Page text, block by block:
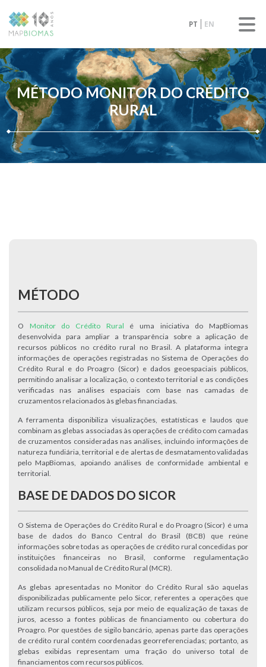
PT EN
MÉTODO MONITOR DO CRÉDITO
RURAL
MÉTODO
O Monitor do Crédito Rural é uma iniciativa do MapBiomas
desenvolvida para ampliar a transparência sobre a aplicação de
recursos públicos no crédito rural no Brasil. A plataforma integra
informações de operações registradas no Sistema de Operações do
Crédito Rural e do Proagro (Sicor) e dados geoespaciais públicos,
permitindo analisar a localização, o contexto territorial e as condições
verificadas nas análises espaciais com base nas camadas de
cruzamentos relacionados às glebas financiadas.
A ferramenta disponibiliza visualizações, estatísticas e laudos que
combinam as glebas associadas às operações de crédito com camadas
de cruzamentos consideradas nas análises, incluindo informações de
natureza fundiária, territorial e de alertas de desmatamento validadas
pelo MapBiomas, apoiando análises de conformidade ambiental e
territorial.
BASE DE DADOS DO SICOR
O Sistema de Operações do Crédito Rural e do Proagro (Sicor) é uma
base de dados do Banco Central do Brasil (BCB) que reúne
informações sobre todas as operações de crédito rural concedidas por
instituições financeiras no Brasil, conforme regulamentação
consolidada no Manual de Crédito Rural (MCR).
As glebas apresentadas no Monitor do Crédito Rural são aquelas
disponibilizadas publicamente pelo Sicor, referentes a operações que
utilizam recursos públicos, seja por meio de equalização de taxas de
juros, acesso a fontes públicas de financiamento ou cobertura do
Proagro. Por questões de sigilo bancário, apenas parte das operações
de crédito rural contém coordenadas georreferenciadas; portanto, as
glebas exibidas representam uma fração do universo total de
financiamentos com recursos públicos.